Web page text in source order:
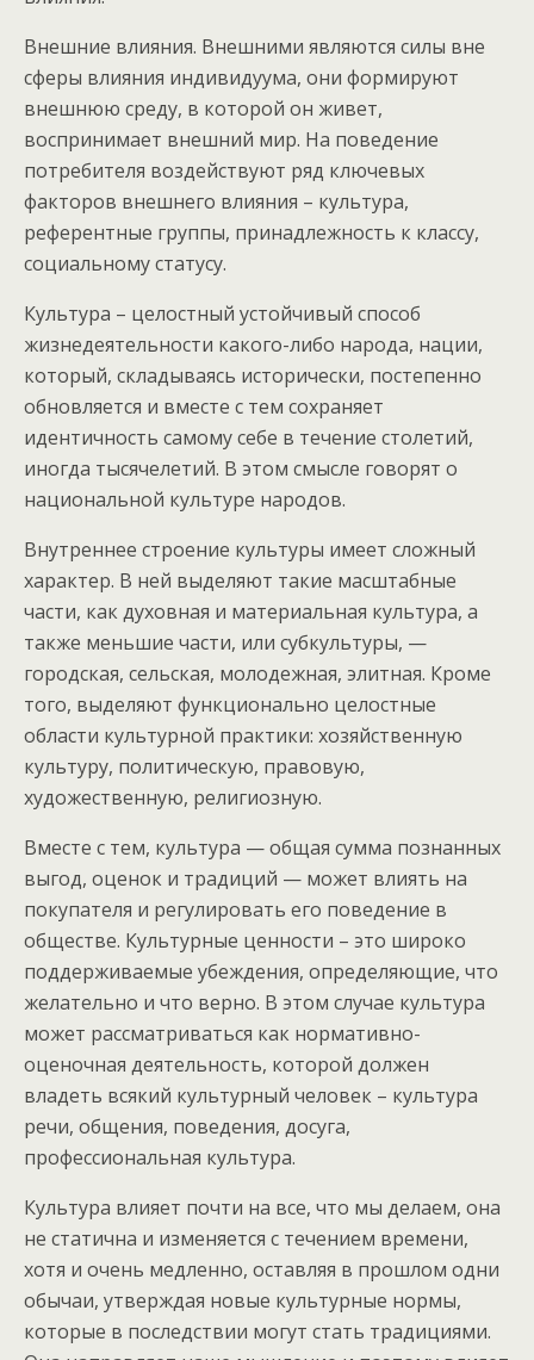
Внешние влияния. Внешними являются силы вне
сферы влияния индивидуума, они формируют
внешнюю среду, в которой он живет,
воспринимает внешний мир. На поведение
потребителя воздействуют ряд ключевых
факторов внешнего влияния – культура,
референтные группы, принадлежность к классу,
социальному статусу.
Культура – целостный устойчивый способ
жизнедеятельности какого-либо народа, нации,
который, складываясь исторически, постепенно
обновляется и вместе с тем сохраняет
идентичность самому себе в течение столетий,
иногда тысячелетий. В этом смысле говорят о
национальной культуре народов.
Внутреннее строение культуры имеет сложный
характер. В ней выделяют такие масштабные
части, как духовная и материальная культура, а
также меньшие части, или субкультуры, —
городская, сельская, молодежная, элитная. Кроме
того, выделяют функционально целостные
области культурной практики: хозяйственную
культуру, политическую, правовую,
художественную, религиозную.
Вместе с тем, культура — общая сумма познанных
выгод, оценок и традиций — может влиять на
покупателя и регулировать его поведение в
обществе. Культурные ценности – это широко
поддерживаемые убеждения, определяющие, что
желательно и что верно. В этом случае культура
может рассматриваться как нормативно-
оценочная деятельность, которой должен
владеть всякий культурный человек – культура
речи, общения, поведения, досуга,
профессиональная культура.
Культура влияет почти на все, что мы делаем, она
не статична и изменяется с течением времени,
хотя и очень медленно, оставляя в прошлом одни
обычаи, утверждая новые культурные нормы,
которые в последствии могут стать традициями.